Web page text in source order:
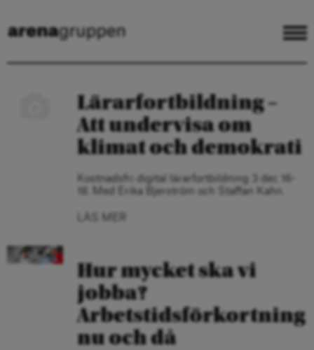
Lärarfortbildning –
Att undervisa om
klimat och demokrati
Kostnadsfri digital lärarfortbildning 3 dec 16-
18. Med Erika Bjerström och Staffan Kahn.
LÄS MER
​​Hur mycket ska vi
jobba?
Arbetstidsförkortning
nu och då